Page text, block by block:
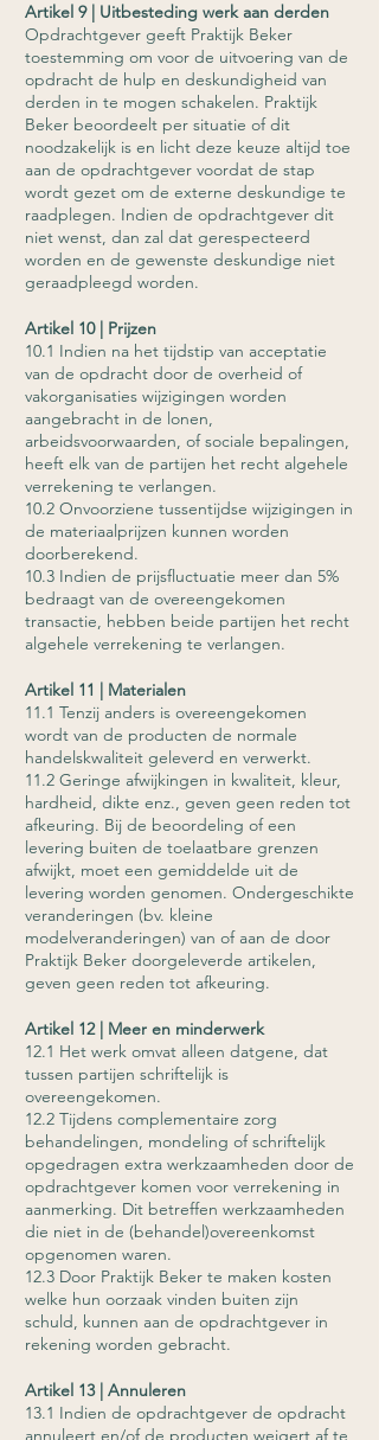
Artikel 9 | Uitbesteding werk aan derden
Opdrachtgever geeft Praktijk Beker
toestemming om voor de uitvoering van de
opdracht de hulp en deskundigheid van
derden in te mogen schakelen. Praktijk
Beker beoordeelt per situatie of dit
noodzakelijk is en licht deze keuze altijd toe
aan de opdrachtgever voordat de stap
wordt gezet om de externe deskundige te
raadplegen. Indien de opdrachtgever dit
niet wenst, dan zal dat gerespecteerd
worden en de gewenste deskundige niet
geraadpleegd worden.
Artikel 10 | Prijzen
10.1 Indien na het tijdstip van acceptatie
van de opdracht door de overheid of
vakorganisaties wijzigingen worden
aangebracht in de lonen,
arbeidsvoorwaarden, of sociale bepalingen,
heeft elk van de partijen het recht algehele
verrekening te verlangen.
10.2 Onvoorziene tussentijdse wijzigingen in
de materiaalprijzen kunnen worden
doorberekend.
10.3 Indien de prijsfluctuatie meer dan 5%
bedraagt van de overeengekomen
transactie, hebben beide partijen het recht
algehele verrekening te verlangen.
Artikel 11 | Materialen
11.1 Tenzij anders is overeengekomen
wordt van de producten de normale
handelskwaliteit geleverd en verwerkt.
11.2 Geringe afwijkingen in kwaliteit, kleur,
hardheid, dikte enz., geven geen reden tot
afkeuring. Bij de beoordeling of een
levering buiten de toelaatbare grenzen
afwijkt, moet een gemiddelde uit de
levering worden genomen. Ondergeschikte
veranderingen (bv. kleine
modelveranderingen) van of aan de door
Praktijk Beker doorgeleverde artikelen,
geven geen reden tot afkeuring.
Artikel 12 | Meer en minderwerk
12.1 Het werk omvat alleen datgene, dat
tussen partijen schriftelijk is
overeengekomen.
12.2 Tijdens complementaire zorg
behandelingen, mondeling of schriftelijk
opgedragen extra werkzaamheden door de
opdrachtgever komen voor verrekening in
aanmerking. Dit betreffen werkzaamheden
die niet in de (behandel)overeenkomst
opgenomen waren.
12.3 Door Praktijk Beker te maken kosten
welke hun oorzaak vinden buiten zijn
schuld, kunnen aan de opdrachtgever in
rekening worden gebracht.
Artikel 13 | Annuleren
13.1 Indien de opdrachtgever de opdracht
annuleert en/of de producten weigert af te